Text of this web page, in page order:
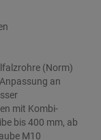
(Norm)
an
mit Kombi-
bis 400 mm, ab
M10